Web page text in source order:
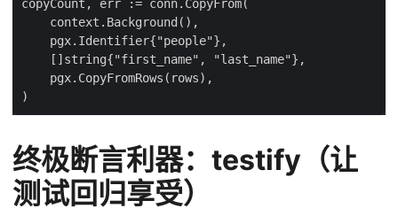
终极断言利器：testify（让
测试回归享受）